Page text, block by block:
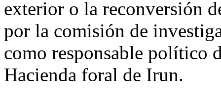
exterior o la reconversión
por la comisión de
como responsable político
Hacienda foral de Irun.